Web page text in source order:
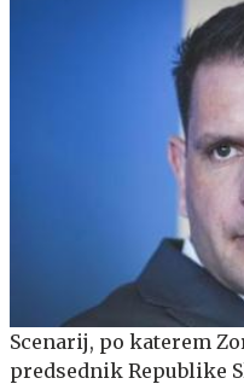
Scenarij, po katerem
predsednik Republike